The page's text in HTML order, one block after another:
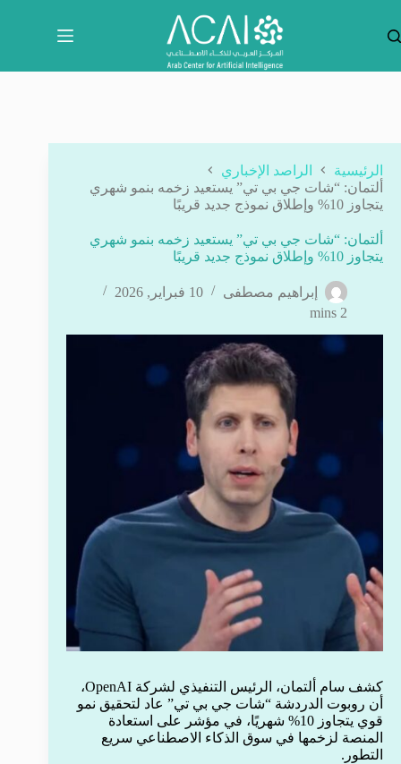
المحتوى
الرئيسية
الراصد الإخباري
ألتمان: “شات جي بي تي” يستعيد زخمه بنمو شهري
يتجاوز 10% وإطلاق نموذج جديد قريبًا
ألتمان: “شات جي بي تي” يستعيد زخمه بنمو شهري
يتجاوز 10% وإطلاق نموذج جديد قريبًا
إبراهيم مصطفى
10 فبراير, 2026
2 mins
كشف سام ألتمان، الرئيس التنفيذي لشركة OpenAI،
أن روبوت الدردشة “شات جي بي تي” عاد لتحقيق نمو
قوي يتجاوز 10% شهريًا، في مؤشر على استعادة
المنصة لزخمها في سوق الذكاء الاصطناعي سريع
التطور.